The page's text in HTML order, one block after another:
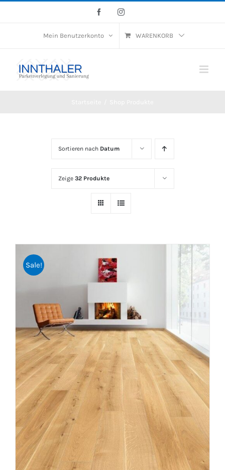
FacebookInstagram
Mein Benutzerkonto WARENKORB
Sortieren nach Datum
Zeige 32 Produkte
Sale!